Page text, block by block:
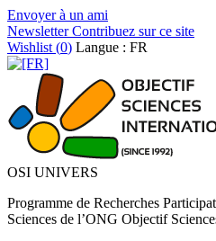
Envoyer à un ami
NewsletterContribuez sur ce site
Wishlist (0) Langue : FR
OSI UNIVERS
Programme de Recherches
Sciences de l’ONG Objectif